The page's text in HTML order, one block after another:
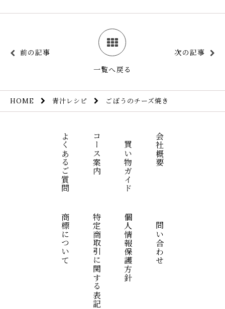
前の記事
一覧へ戻る
次の記事
HOME 青汁レシピ ごぼうのチーズ焼き
会社概要
お買い物ガイド
コース案内
よくあるご質問
お問い合わせ
個人情報保護方針
特定商取引に関する表記
商標について